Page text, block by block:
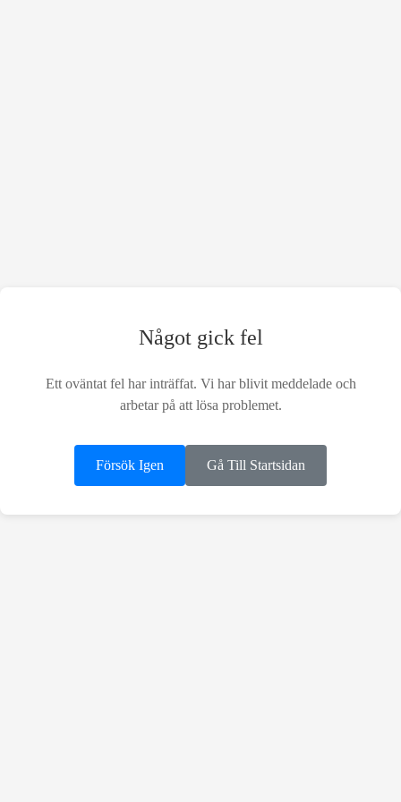
Något gick fel
Ett oväntat fel har inträffat. Vi har blivit meddelade och
arbetar på att lösa problemet.
Försök Igen Gå Till Startsidan